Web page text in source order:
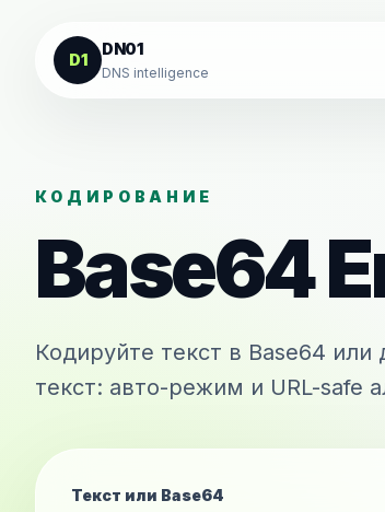
К содержанию
D1
DN01
DNS intelligence
КОДИРОВАНИЕ
Base64
Кодируйте текст в Base64
текст: авто-режим и URL-safe
Текст или Base64